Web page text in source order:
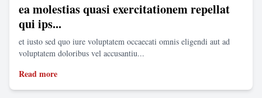
ea molestias quasi exercitationem repellat
qui ips...
et iusto sed quo iure voluptatem occaecati omnis eligendi aut ad
voluptatem doloribus vel accusantiu...
Read more